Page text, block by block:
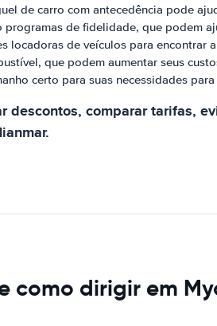
de carro com antecedência pode
programas de fidelidade, que podem
locadoras de veículos para encontrar
que podem aumentar seus
certo para suas necessidades
descontos, comparar tarifas,
como dirigir em